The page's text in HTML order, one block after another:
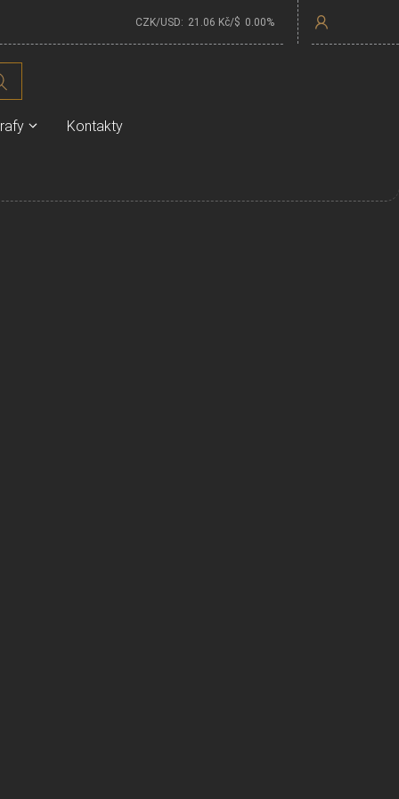
CZK/USD: 21.06 Kč/$ 0.00%
Kontakty